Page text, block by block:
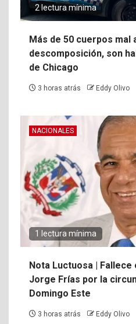
2 lectura mínima
Más de 50 cuerpos mal
descomposición, son
de Chicago
3 horas atrás Eddy Olivo
NACIONALES
1 lectura mínima
Nota Luctuosa | Fallece
Jorge Frías por la
Domingo Este
3 horas atrás Eddy Olivo